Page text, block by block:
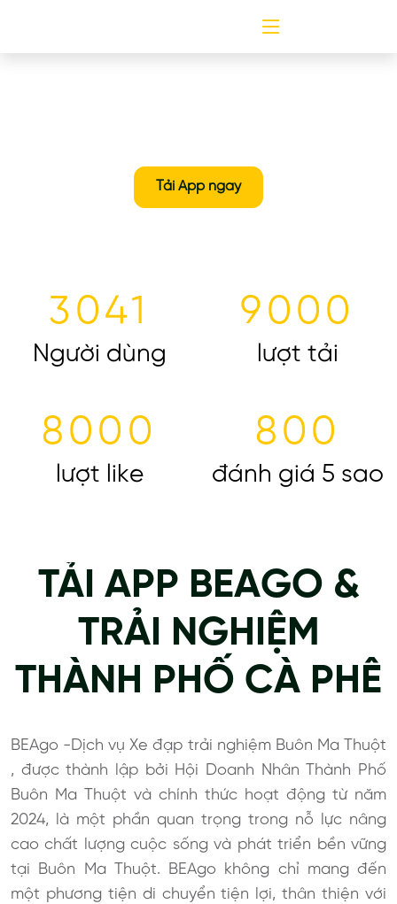
Tải App ngay
3041
Người dùng
9000
lượt tải
8000
lượt like
800
đánh giá 5 sao
TẢI APP BEAGO &
TRẢI NGHIỆM
THÀNH PHỐ CÀ PHÊ
BEAgo -Dịch vụ Xe đạp trải nghiệm Buôn Ma Thuột
, được thành lập bởi Hội Doanh Nhân Thành Phố
Buôn Ma Thuột và chính thức hoạt động từ năm
2024, là một phần quan trọng trong nỗ lực nâng
cao chất lượng cuộc sống và phát triển bền vững
tại Buôn Ma Thuột. BEAgo không chỉ mang đến
một phương tiện di chuyển tiện lợi, thân thiện với